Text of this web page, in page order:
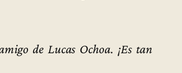
de Lucas Ochoa. ¡Es tan